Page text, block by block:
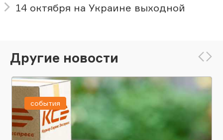
14 октября на Украине выходной
Другие новости
события